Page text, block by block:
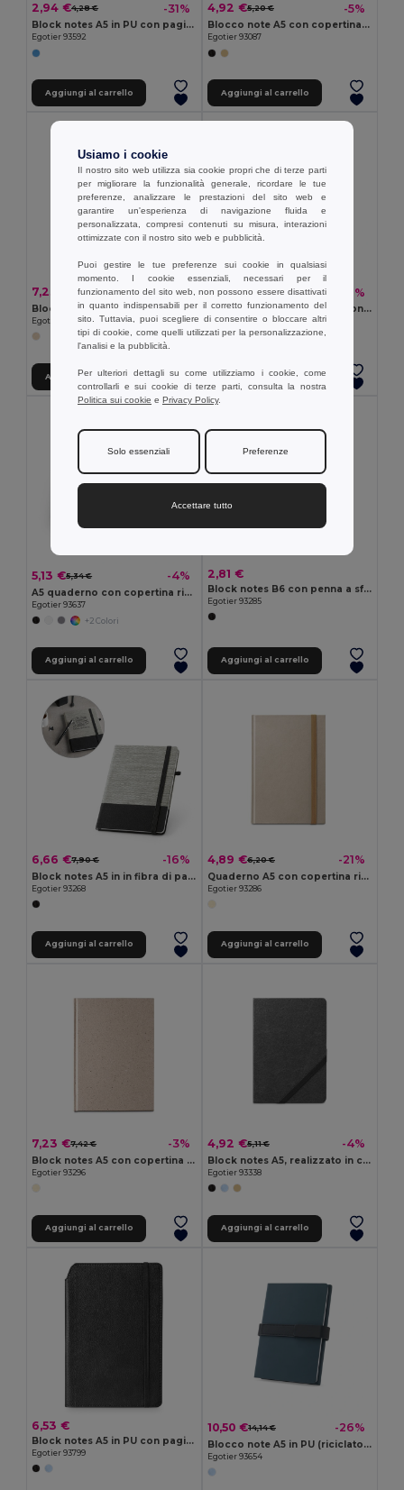
2,94 €4,28 € -31%
Block notes A5 in PU con pagine a righe
Egotier 93592
Aggiungi al carrello
4,92 €5,20 € -5%
Blocco note A5 con copertina rigida in pelle (70% riciclata) con pagine a righe
Egotier 93087
Aggiungi al carrello
7,23 € 8,68 € -17%
Block notes A5 con copertina rigida fabbricata tramite la materia organica degli elefanti (80%)
Egotier 93294
Aggiungi al carrello
3,12 €3,80 € -18%
Blocco note A5 realizzato con cartoni del latte riciclati con fogli a righe
Egotier 93271
Aggiungi al carrello
5,13 €5,34 € -4%
A5 quaderno con copertina rigida in PU (riciclato al 35%) con pagine a righe al 100% riciclata
Egotier 93637
+2 Colori
Aggiungi al carrello
2,81 €
Block notes B6 con penna a sfera in sughero e poliestere riciclato (100% rPET)
Egotier 93285
Aggiungi al carrello
6,66 €7,90 € -16%
Block notes A5 in in fibra di paglia e tela di cotone con fogli a righe
Egotier 93268
Aggiungi al carrello
4,89 €6,20 € -21%
Quaderno A5 con copertina rigida in carta di canna da zucchero (80% canna da zucchero) con pagine a righe
Egotier 93286
Aggiungi al carrello
7,23 €7,42 € -3%
Block notes A5 con copertina flessibile fabbricata tramite gli scarti delle foglie di tè (65%)
Egotier 93296
Aggiungi al carrello
4,92 €5,11 € -4%
Block notes A5, realizzato in carta resistente all'acqua, con pagine a righe realizzate in materiale certificato FSC™ e altri materiali controllati
Egotier 93338
Aggiungi al carrello
6,53 €
Block notes A5 in PU con pagine a righe, realizzato con materiale certificato FSC™ e altri materiali controllati
Egotier 93799
10,50 €14,14 € -26%
Blocco note A5 in PU (riciclato al 50%) con due blocchi: pagine a righe e pagine bianche
Egotier 93654
Usiamo i cookie
Il nostro sito web utilizza sia cookie propri che di terze parti
per migliorare la funzionalità generale, ricordare le tue
preferenze, analizzare le prestazioni del sito web e
garantire un'esperienza di navigazione fluida e
personalizzata, compresi contenuti su misura, interazioni
ottimizzate con il nostro sito web e pubblicità.
Puoi gestire le tue preferenze sui cookie in qualsiasi
momento. I cookie essenziali, necessari per il
funzionamento del sito web, non possono essere disattivati
in quanto indispensabili per il corretto funzionamento del
sito. Tuttavia, puoi scegliere di consentire o bloccare altri
tipi di cookie, come quelli utilizzati per la personalizzazione,
l'analisi e la pubblicità.
Per ulteriori dettagli su come utilizziamo i cookie, come
controllarli e sui cookie di terze parti, consulta la nostra
Politica sui cookie e Privacy Policy.
Solo essenziali Preferenze
Accettare tutto